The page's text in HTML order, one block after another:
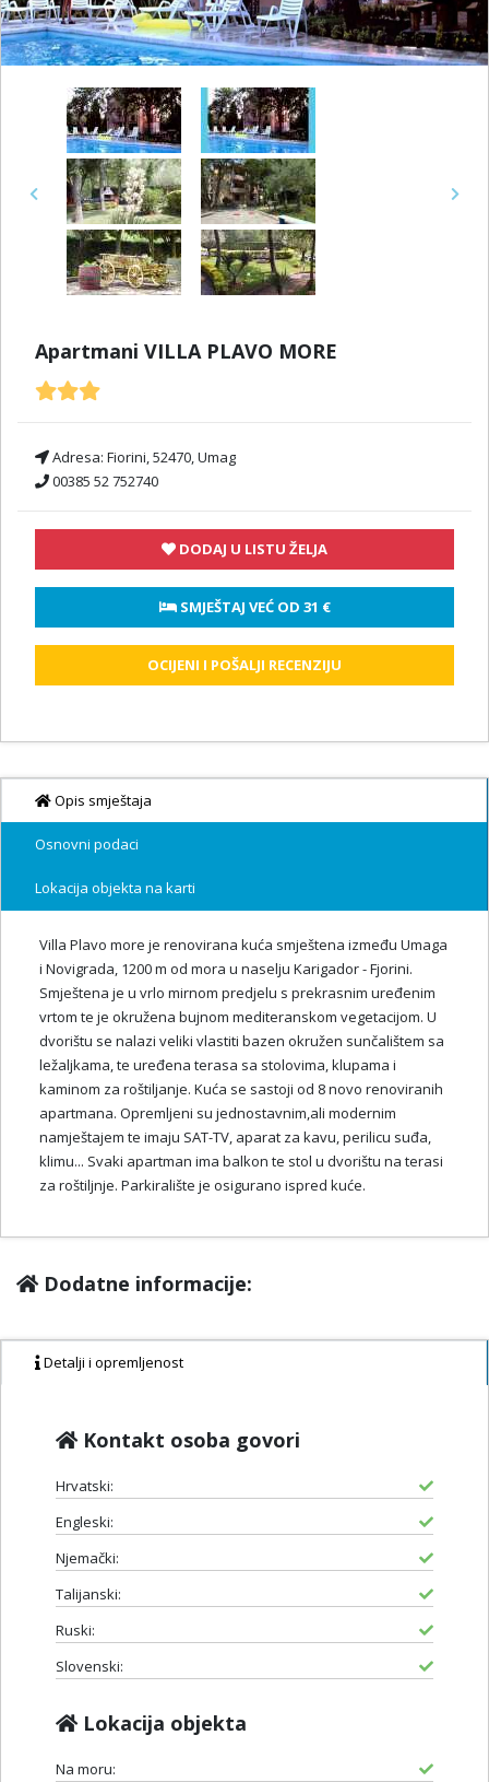
Previous Next
Apartmani VILLA PLAVO MORE
Adresa: Fiorini, 52470, Umag
00385 52 752740
DODAJ U LISTU ŽELJA
SMJEŠTAJ VEĆ OD 31 €
OCIJENI I POŠALJI RECENZIJU
Opis smještaja
Osnovni podaci
Lokacija objekta na karti
Villa Plavo more je renovirana kuća smještena između Umaga
i Novigrada, 1200 m od mora u naselju Karigador - Fjorini.
Smještena je u vrlo mirnom predjelu s prekrasnim uređenim
vrtom te je okružena bujnom mediteranskom vegetacijom. U
dvorištu se nalazi veliki vlastiti bazen okružen sunčalištem sa
ležaljkama, te uređena terasa sa stolovima, klupama i
kaminom za roštiljanje. Kuća se sastoji od 8 novo renoviranih
apartmana. Opremljeni su jednostavnim,ali modernim
namještajem te imaju SAT-TV, aparat za kavu, perilicu suđa,
klimu... Svaki apartman ima balkon te stol u dvorištu na terasi
za roštiljnje. Parkiralište je osigurano ispred kuće.
Dodatne informacije:
Detalji i opremljenost
Kontakt osoba govori
Hrvatski:
Engleski:
Njemački:
Talijanski:
Ruski:
Slovenski:
Lokacija objekta
Na moru: